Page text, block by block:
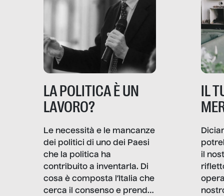
LA POLITICA È UN
LAVORO?
Le necessità e le mancanze
dei politici di uno dei Paesi
che la politica ha
contribuito a inventarla. Di
cosa è composta l’Italia che
cerca il consenso e prende
IL
il